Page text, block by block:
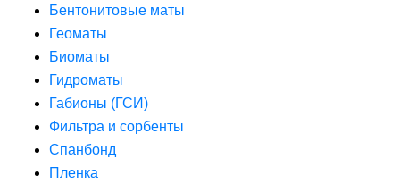
Бентонитовые маты
Геоматы
Биоматы
Гидроматы
Габионы (ГСИ)
Фильтра и сорбенты
Спанбонд
Пленка